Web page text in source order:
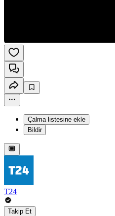
Çalma listesine ekle
Bildir
T24
Takip Et